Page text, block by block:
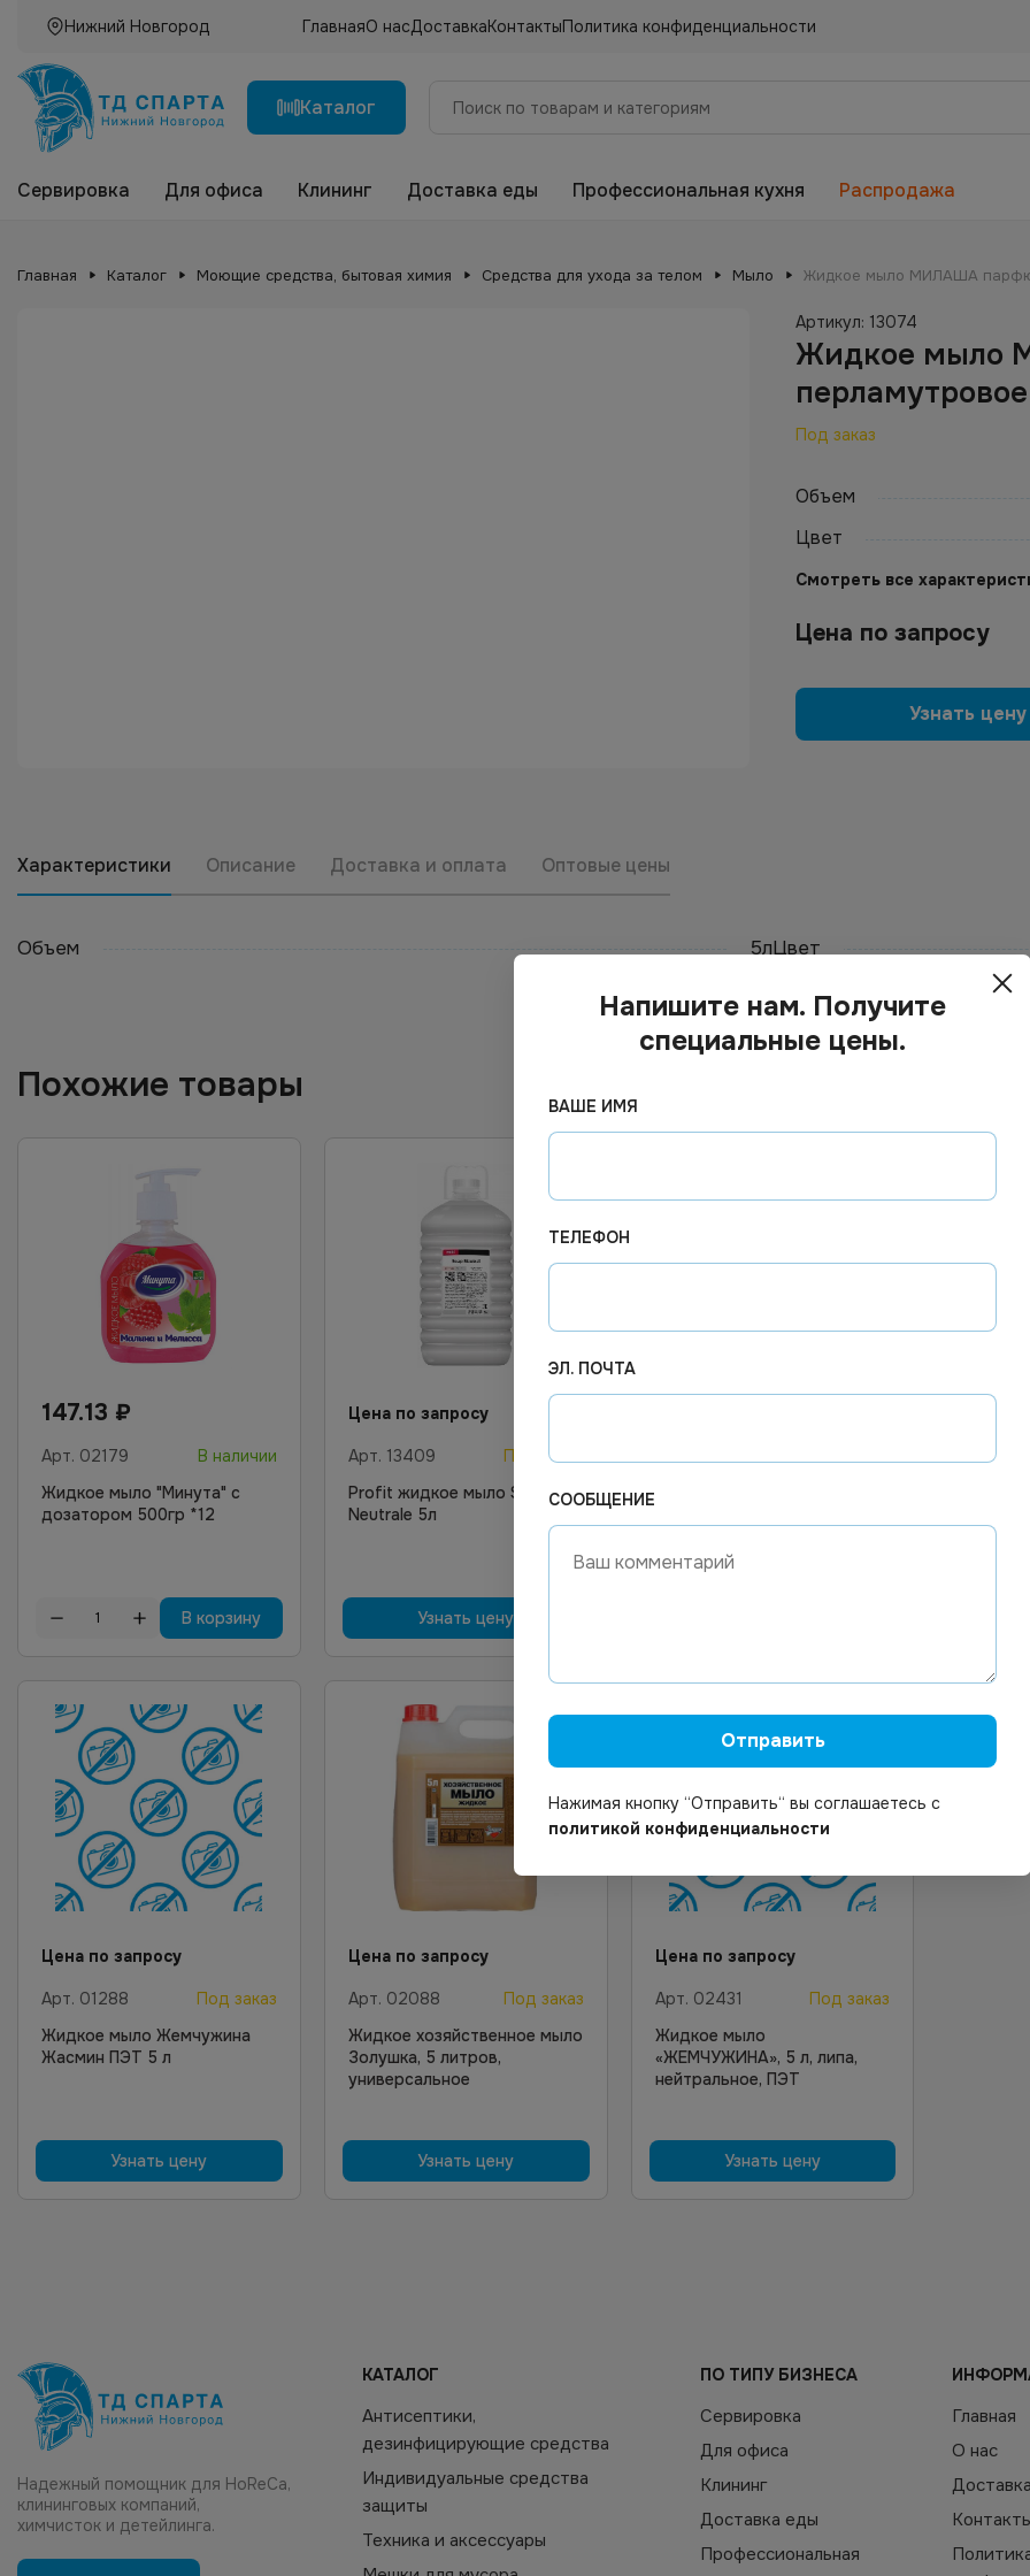
Нижний Новгород ГлавнаяО насДоставкаКонтактыПолитика конфиденциальности
Каталог
Сервировка Для офиса Клининг Доставка еды Профессиональная кухня Распродажа
Главная Каталог Моющие средства, бытовая химия Средства для ухода за телом Мыло Жидкое мыло МИЛАША
Артикул: 13074
Жидкое мыло
Под заказ
Объем
Цвет
Смотреть все
Цена по запросу
Узнать цену
Характеристики Описание Доставка и оплата Оптовые цены
Объем 5лЦвет
Похожие товары
147.13 ₽
Арт. 02179
В наличии
Жидкое мыло "Минута" с
дозатором 500гр *12
В корзину
Цена по запросу
Арт. 13409
Под заказ
Profit жидкое мыло SOAP
Neutrale 5л
Узнать цену
Арт.
Мыло
в
Цена по запросу
Арт. 01288
Под заказ
Жидкое мыло Жемчужина
Жасмин ПЭТ 5 л
Узнать цену
Цена по запросу
Арт. 02088
Под заказ
Жидкое хозяйственное мыло
Золушка, 5 литров,
универсальное
Узнать цену
Цена по запросу
Арт. 02431
Под заказ
Жидкое мыло
«ЖЕМЧУЖИНА», 5 л, липа,
нейтральное, ПЭТ
Узнать цену
Надежный помощник для HoReCa,
клининговых компаний,
химчисток и детейлинга.
КАТАЛОГ
Антисептики,
дезинфицирующие средства
Индивидуальные средства
защиты
Техника и аксессуары
ПО ТИПУ БИЗНЕСА
Сервировка
Для офиса
Клининг
Доставка еды
Профессиональная
Главная
О нас
Доставка
Напишите нам. Получите
специальные цены.
ВАШЕ ИМЯ
ТЕЛЕФОН
ЭЛ. ПОЧТА
СООБЩЕНИЕ
Отправить
Нажимая кнопку “Отправить“ вы соглашаетесь с
политикой конфиденциальности